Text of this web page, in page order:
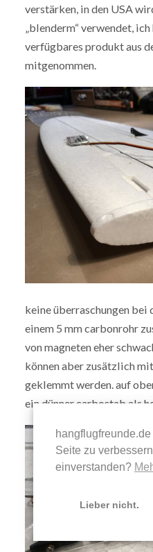
verstärken, in den USA
„blenderm“ verwendet,
verfügbares produkt aus
mitgenommen.
keine überraschungen bei
einem 5 mm carbonrohr
von magneten eher
können aber zusätzlich
geklemmt werden. auf
ein dünner carbostab als
Seite zu
einverstanden?
Lieber nicht.